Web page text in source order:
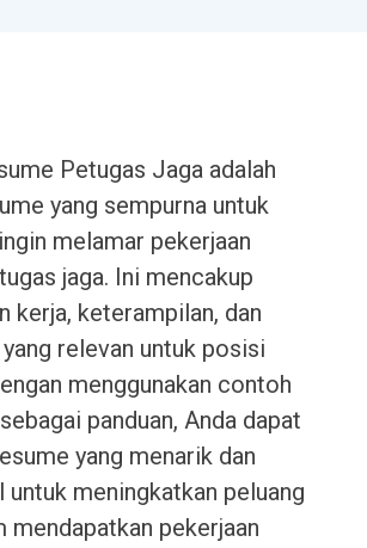
Petugas Jaga adalah
yang sempurna untuk
melamar pekerjaan
jaga. Ini mencakup
kerja, keterampilan, dan
relevan untuk posisi
menggunakan contoh
panduan, Anda dapat
yang menarik dan
meningkatkan peluang
mendapatkan pekerjaan